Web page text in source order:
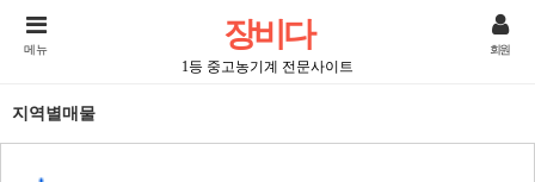
장비다
1등 중고농기계 전문사이트
메뉴 회원
지역별매물